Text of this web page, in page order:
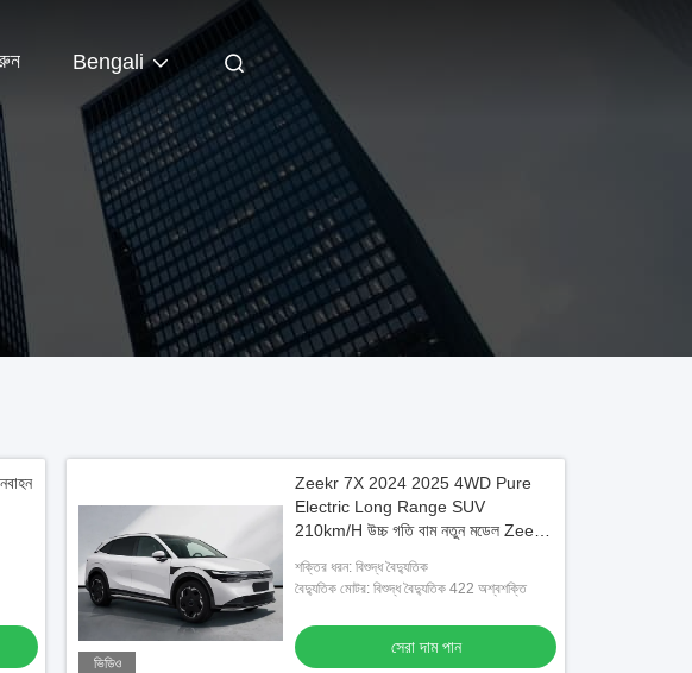
Bengali
ভিডিও
Zeekr 7X 2024 2025 4WD Pure
Electric Long Range SUV
210km/H উচ্চ গতি বাম নতুন মডেল Zeekr
শক্তির ধরন: বিশুদ্ধ বৈদ্যুতিক
বৈদ্যুতিক মোটর: বিশুদ্ধ বৈদ্যুতিক 422 অশ্বশক্তি
সেরা দাম পান